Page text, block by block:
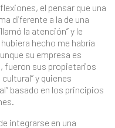
el pensar que una
diferente a la de una
la atención” y le
hecho me habría
su empresa es
fueron sus propietarios
y quienes
basado en los principios
integrarse en una